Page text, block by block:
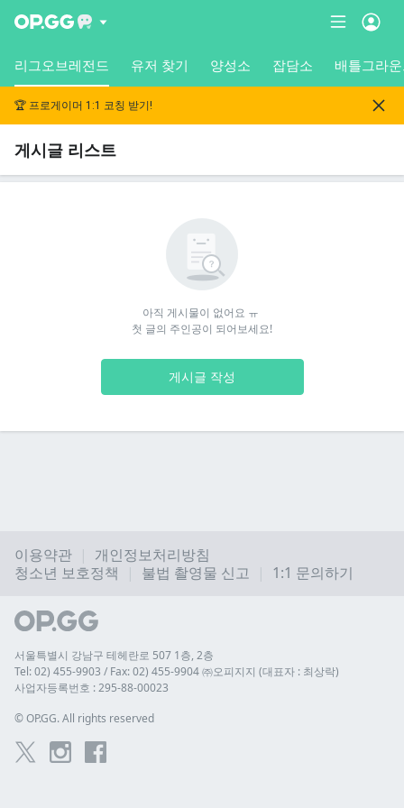
리그오브레전드 유저 찾기 양성소 잡담소 배틀그라
🏆 프로게이머 1:1 코칭 받기!
게시글 리스트
아직 게시물이 없어요 ㅠ
첫 글의 주인공이 되어보세요!
게시글 작성
이용약관
개인정보처리방침
청소년 보호정책
불법 촬영물 신고 1:1 문의하기
서울특별시 강남구 테헤란로 507 1층, 2층
Tel: 02) 455-9903 / Fax: 02) 455-9904 ㈜오피지지 (대표자 : 최상락)
사업자등록번호 : 295-88-00023
© OP.GG. All rights reserved